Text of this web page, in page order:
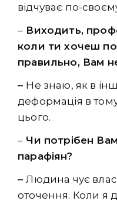
відчуває по-
– Виходить,
коли ти хочеш
правильно, Вам
– Не знаю, як в
деформація в
цього.
– Чи потрібен Вам
парафіян?
– Людина чує
оточення. Коли я